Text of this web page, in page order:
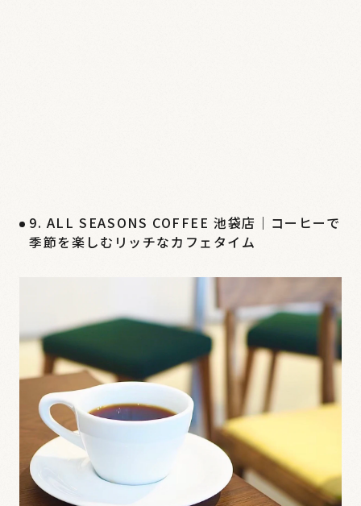
9. ALL SEASONS COFFEE 池袋店｜コーヒーで
季節を楽しむリッチなカフェタイム